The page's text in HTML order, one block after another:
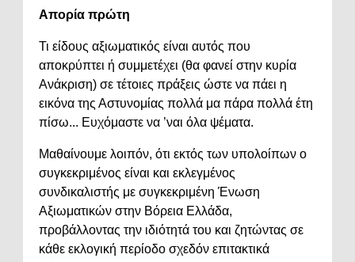
Απορία πρώτη
Τι είδους αξιωματικός είναι αυτός που
αποκρύπτει ή συμμετέχει (θα φανεί στην κυρία
Ανάκριση) σε τέτοιες πράξεις ώστε να πάει η
εικόνα της Αστυνομίας πολλά μα πάρα πολλά έτη
πίσω... Ευχόμαστε να ’ναι όλα ψέματα.
Μαθαίνουμε λοιπόν, ότι εκτός των υπολοίπων ο
συγκεκριμένος είναι και εκλεγμένος
συνδικαλιστής με συγκεκριμένη Ένωση
Αξιωματικών στην Βόρεια Ελλάδα,
προβάλλοντας την ιδιότητά του και ζητώντας σε
κάθε εκλογική περίοδο σχεδόν επιτακτικά